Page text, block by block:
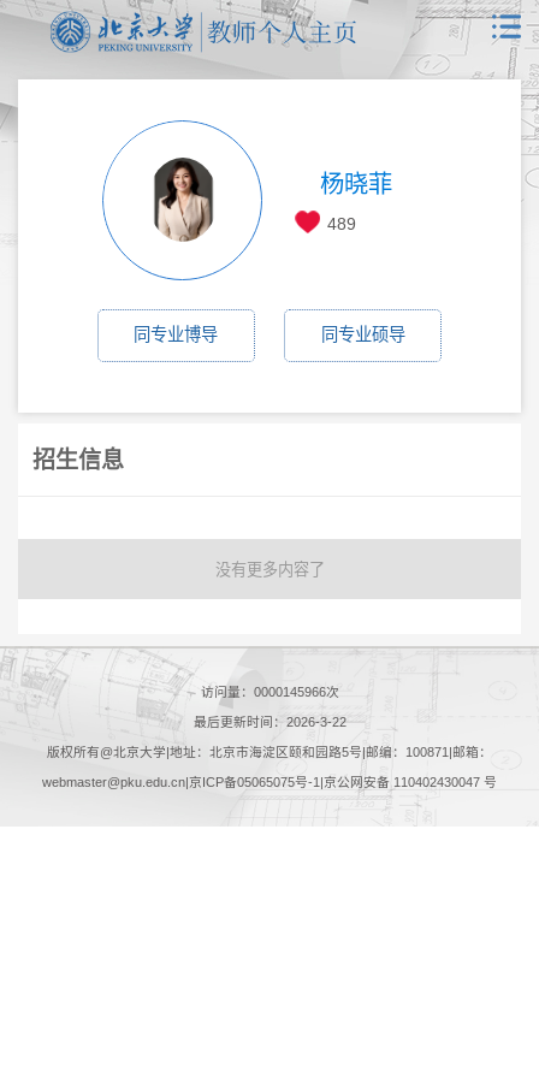
杨晓菲
489
同专业博导 同专业硕导
招生信息
没有更多内容了
访问量： 0000145966次
最后更新时间： 2026-3-22
版权所有@北京大学|地址：北京市海淀区颐和园路5号|邮编：100871|邮箱：
webmaster@pku.edu.cn|京ICP备05065075号-1|京公网安备 110402430047 号